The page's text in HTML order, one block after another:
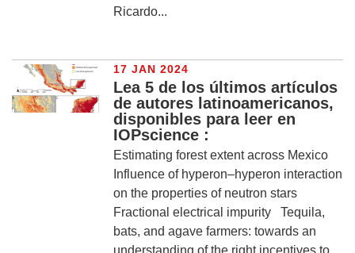
Ricardo...
17 JAN 2024
Lea 5 de los últimos artículos
de autores latinoamericanos,
disponibles para leer en
IOPscience :
Estimating forest extent across Mexico
Influence of hyperon–hyperon interaction
on the properties of neutron stars
Fractional electrical impurity Tequila,
bats, and agave farmers: towards an
understanding of the right incentives to